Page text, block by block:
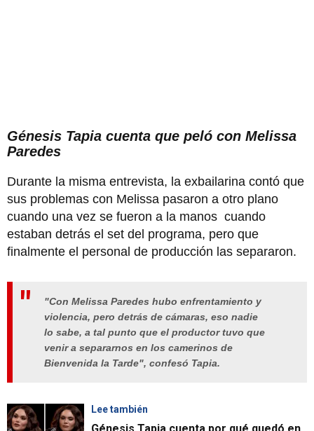
Génesis Tapia cuenta que peló con Melissa
Paredes
Durante la misma entrevista, la exbailarina contó que
sus problemas con Melissa pasaron a otro plano
cuando una vez se fueron a la manos cuando
estaban detrás el set del programa, pero que
finalmente el personal de producción las separaron.
"Con Melissa Paredes hubo enfrentamiento y
violencia, pero detrás de cámaras, eso nadie
lo sabe, a tal punto que el productor tuvo que
venir a separarnos en los camerinos de
Bienvenida la Tarde", confesó Tapia.
Lee también